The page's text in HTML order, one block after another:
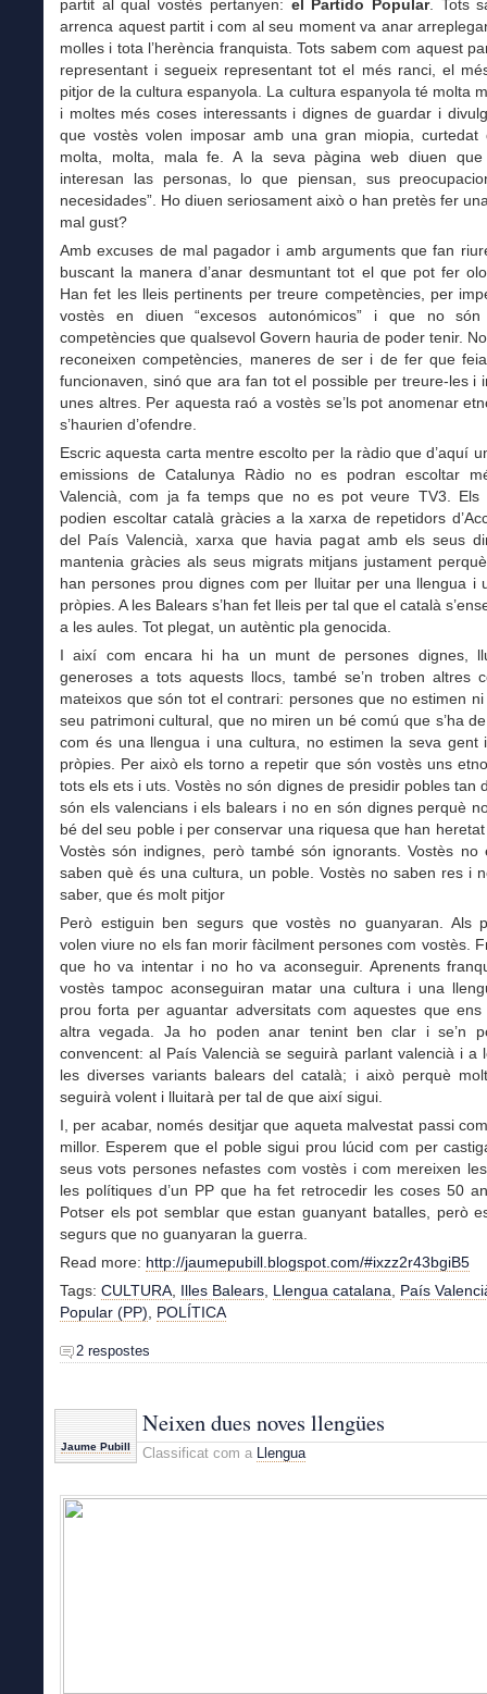
partit al qual vostès pertanyen: el Partido Popular. Tots
arrenca aquest partit i com al seu moment va anar
molles i tota l’herència franquista. Tots sabem com aquest
representant i segueix representant tot el més ranci, el
pitjor de la cultura espanyola. La cultura espanyola té molta
i moltes més coses interessants i dignes de guardar i
que vostès volen imposar amb una gran miopia, curtedat
molta, molta, mala fe. A la seva pàgina web diuen
interesan las personas, lo que piensan, sus
necesidades”. Ho diuen seriosament això o han pretès fer
mal gust?
Amb excuses de mal pagador i amb arguments que fan
buscant la manera d’anar desmuntant tot el que pot fer
Han fet les lleis pertinents per treure competències, per
vostès en diuen “excesos autonómicos” i que no
competències que qualsevol Govern hauria de poder tenir.
reconeixen competències, maneres de ser i de fer que
funcionaven, sinó que ara fan tot el possible per treure-les i
unes altres. Per aquesta raó a vostès se’ls pot anomenar
s’haurien d’ofendre.
Escric aquesta carta mentre escolto per la ràdio que d’aquí
emissions de Catalunya Ràdio no es podran escoltar
Valencià, com ja fa temps que no es pot veure TV3. Els
podien escoltar català gràcies a la xarxa de repetidors
del País Valencià, xarxa que havia pagat amb els seus
mantenia gràcies als seus migrats mitjans justament
han persones prou dignes com per lluitar per una llengua i
pròpies. A les Balears s’han fet lleis per tal que el català
a les aules. Tot plegat, un autèntic pla genocida.
I així com encara hi ha un munt de persones dignes,
generoses a tots aquests llocs, també se’n troben altres
mateixos que són tot el contrari: persones que no estimen
seu patrimoni cultural, que no miren un bé comú que s’ha
com és una llengua i una cultura, no estimen la seva gent
pròpies. Per això els torno a repetir que són vostès uns
tots els ets i uts. Vostès no són dignes de presidir pobles tan
són els valencians i els balears i no en són dignes perquè
bé del seu poble i per conservar una riquesa que han
Vostès són indignes, però també són ignorants. Vostès no
saben què és una cultura, un poble. Vostès no saben res i
saber, que és molt pitjor
Però estiguin ben segurs que vostès no guanyaran. Als
volen viure no els fan morir fàcilment persones com vostès.
que ho va intentar i no ho va aconseguir. Aprenents
vostès tampoc aconseguiran matar una cultura i una
prou forta per aguantar adversitats com aquestes que
altra vegada. Ja ho poden anar tenint ben clar i se’n
convencent: al País Valencià se seguirà parlant valencià i a
les diverses variants balears del català; i això perquè
seguirà volent i lluitarà per tal de que així sigui.
I, per acabar, només desitjar que aqueta malvestat passi
millor. Esperem que el poble sigui prou lúcid com per
seus vots persones nefastes com vostès i com mereixen
les polítiques d’un PP que ha fet retrocedir les coses 50
Potser els pot semblar que estan guanyant batalles, però
segurs que no guanyaran la guerra.
Read more: http://jaumepubill.blogspot.com/#ixzz2r43bgiB5
Tags: CULTURA Illes Balears Llengua catalana
País
Popular (PP)
POLÍTICA
2 respostes
Jaume Pubill
Neixen dues noves llengües
Classificat com a Llengua